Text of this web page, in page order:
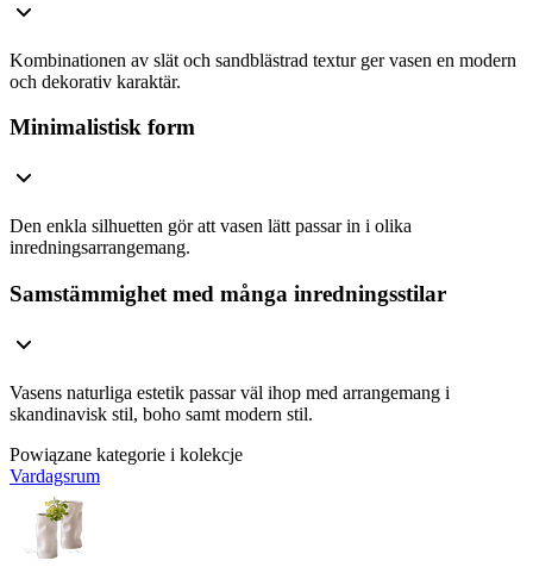
Kombinationen av slät och sandblästrad textur ger vasen en modern
och dekorativ karaktär.
Minimalistisk form
Den enkla silhuetten gör att vasen lätt passar in i olika
inredningsarrangemang.
Samstämmighet med många inredningsstilar
Vasens naturliga estetik passar väl ihop med arrangemang i
skandinavisk stil, boho samt modern stil.
Powiązane kategorie i kolekcje
Vardagsrum